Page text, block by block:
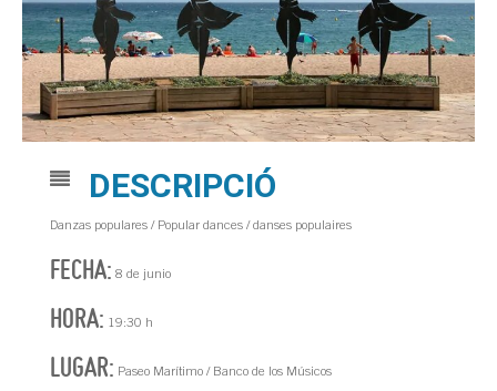
DESCRIPCIÓ
Danzas populares / Popular dances / danses populaires
FECHA: 8 de junio
HORA: 19:30 h
LUGAR: Paseo Marítimo / Banco de los Músicos